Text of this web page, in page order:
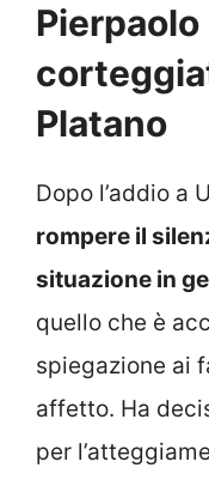
Platano
Dopo l’addio a
rompere il
situazione in
quello che è
spiegazione ai
affetto. Ha
per